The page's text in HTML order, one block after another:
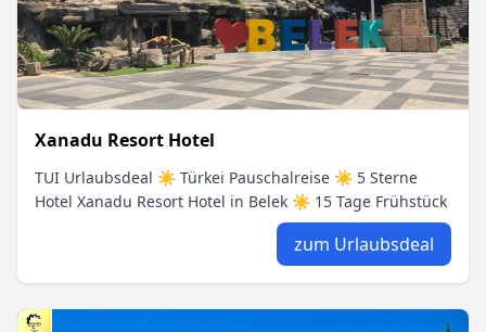
Xanadu Resort Hotel
TUI Urlaubsdeal ☀ Türkei Pauschalreise ☀ 5 Sterne
Hotel Xanadu Resort Hotel in Belek ☀ 15 Tage Frühstück
zum Urlaubsdeal